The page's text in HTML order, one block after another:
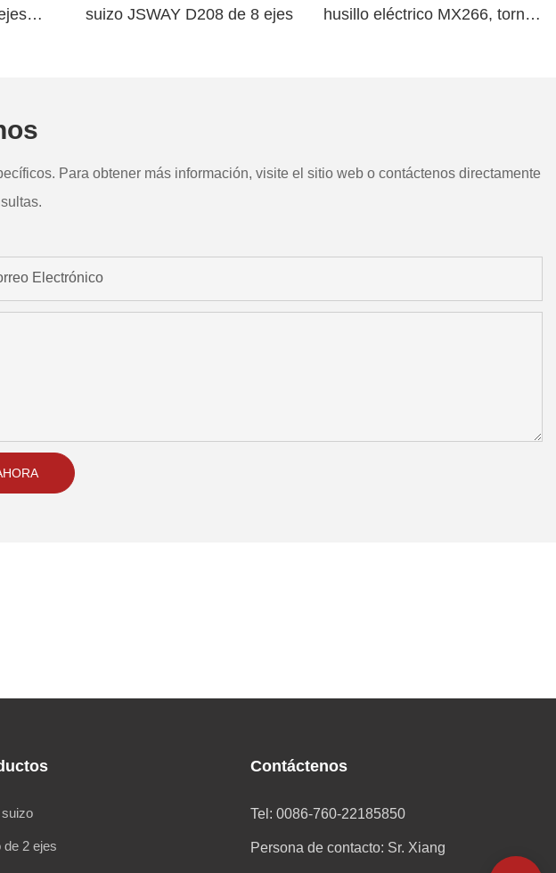
suizo JSWAY D208 de 8 ejes
husillo eléctrico MX266, torno
Para obtener más información, visite el sitio web o contáctenos directamente
Electrónico
de 2 ejes
Contáctenos
Tel: 0086-760-22185850
Persona de contacto: Sr. Xiang